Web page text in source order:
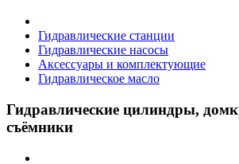
Гидравлические станции
Гидравлические насосы
Аксессуары и комплектующие
Гидравлическое масло
Гидравлические цилиндры,
съёмники